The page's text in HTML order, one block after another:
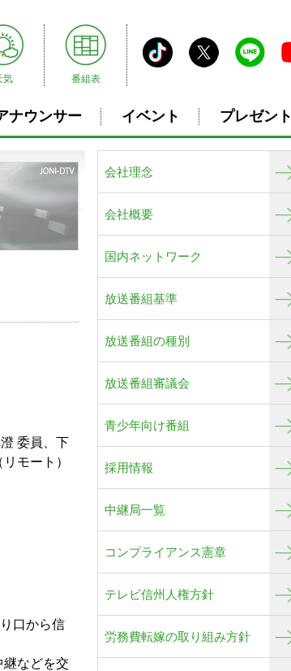
気 番組表
ナウンサー イベント プレゼント
会社理念
会社概要
国内ネットワーク
放送番組基準
放送番組の種別
放送番組審議会
青少年向け番組
採用情報
中継局一覧
コンプライアンス憲章
テレビ信州人権方針
労務費転嫁の取り組み方針
委員、下
モート）
口から信
継などを交